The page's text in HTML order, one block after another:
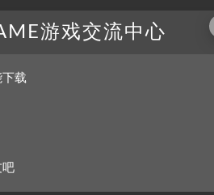
3》或《咒语力量3：灵魂收割》的故
为20小时。
游戏交流中心
载
吧